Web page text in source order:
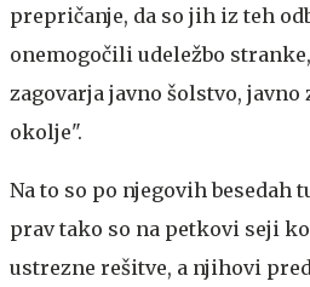
prepričanje, da so jih iz teh
onemogočili udeležbo
zagovarja javno šolstvo,
okolje".
Na to so po njegovih besedah
prav tako so na petkovi seji
ustrezne rešitve, a njihovi